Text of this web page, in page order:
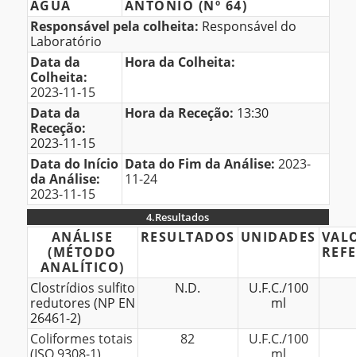
Amostra
ÁGUA
ANTÓNIO (Nº 64)
Responsável pela colheita: Responsável do
Laboratório
Data da
Colheita:
2023-11-15
Hora da Colheita:
Data da
Receção:
2023-11-15
Hora da Receção: 13:30
Data do Início
da Análise:
2023-11-15
Data do Fim da Análise: 2023-
11-24
4.Resultados
4.Resultados
ANÁLISE
(MÉTODO
ANALÍTICO)
RESULTADOS UNIDADES
Clostrídios sulfito
redutores (NP EN
26461-2)
N.D.
U.F.C./100
ml
Coliformes totais
82
U.F.C./100